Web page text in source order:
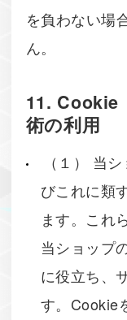
を負わない場
ん。
11. Cookie
術の利用
（１） 当
びこれに類
ます。これ
当ショップ
に役立ち、
す。Cookie